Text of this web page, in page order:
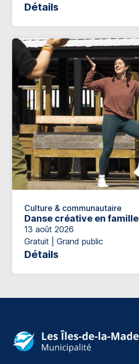
Détails
Culture & communautaire
Danse créative en famille
13 août 2026
Gratuit | Grand public
Détails